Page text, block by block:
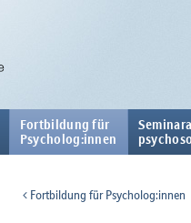
Fortbildung für
Psycholog:innen
Fortbildung für Psycholog:innen